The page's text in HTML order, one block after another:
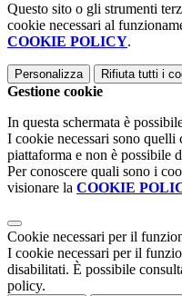
Questo sito o gli strumenti
cookie necessari al
COOKIE POLICY.
Personalizza Rifiuta tutti i
Gestione cookie
In questa schermata è
I cookie necessari sono
piattaforma e non è possibile
Per conoscere quali sono i
visionare la COOKIE
Cookie necessari per il
I cookie necessari per il
disabilitati. È possibile
policy.